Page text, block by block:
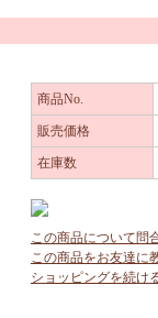
商品No.
販売価格
在庫数
この商品について問
この商品をお友達に
ショッピングを続け